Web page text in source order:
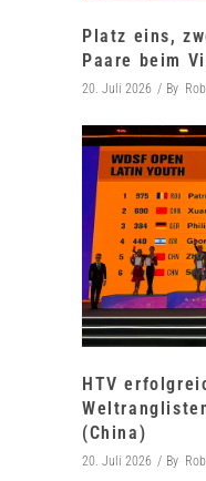
Platz eins,
Paare beim
20. Juli 2026 By
HTV
(China)
20. Juli 2026 By